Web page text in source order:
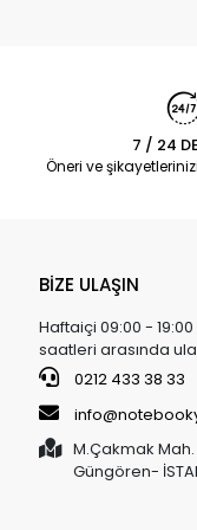
7 / 24
Öneri ve
BİZE ULAŞIN
Haftaiçi 09:00 -
saatleri arasında
0212 433 38 33
M.Çakmak
Güngören-